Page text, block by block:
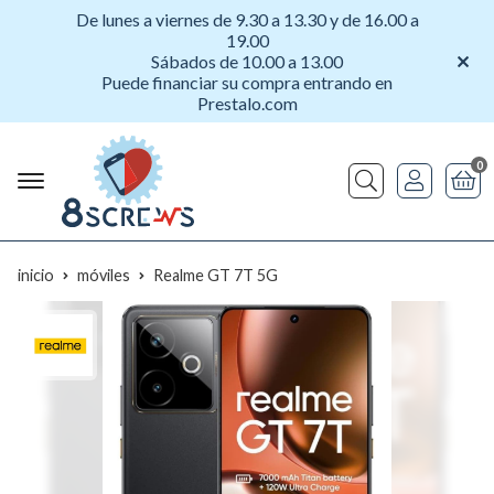
De lunes a viernes de 9.30 a 13.30 y de 16.00 a
19.00
Sábados de 10.00 a 13.00
Puede financiar su compra entrando en
Prestalo.com
Buscar
0
inicio móviles Realme GT 7T 5G